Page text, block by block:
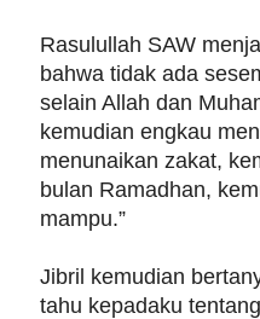
Rasulullah SAW
bahwa tidak ada
selain Allah dan
kemudian engkau
menunaikan zakat,
bulan Ramadhan,
mampu.”
Jibril kemudian
tahu kepadaku